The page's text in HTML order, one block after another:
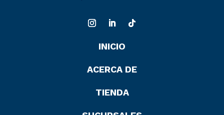
INICIO
ACERCA DE
TIENDA